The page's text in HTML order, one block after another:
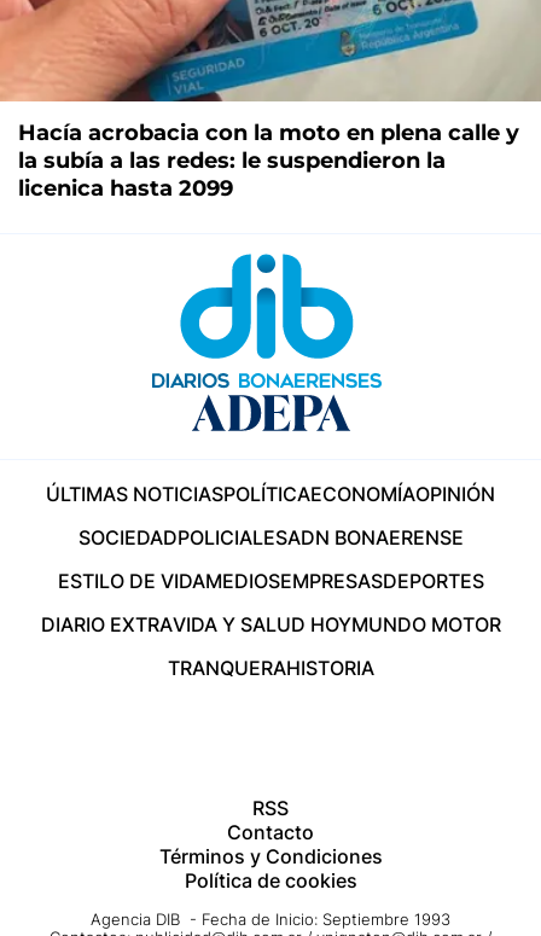
Hacía acrobacia con la moto en plena calle y
la subía a las redes: le suspendieron la
licenica hasta 2099
ÚLTIMAS NOTICIASPOLÍTICAECONOMÍAOPINIÓN
SOCIEDADPOLICIALESADN BONAERENSE
ESTILO DE VIDAMEDIOSEMPRESASDEPORTES
DIARIO EXTRAVIDA Y SALUD HOYMUNDO MOTOR
TRANQUERAHISTORIA
RSS
Contacto
Términos y Condiciones
Política de cookies
Agencia DIB - Fecha de Inicio: Septiembre 1993